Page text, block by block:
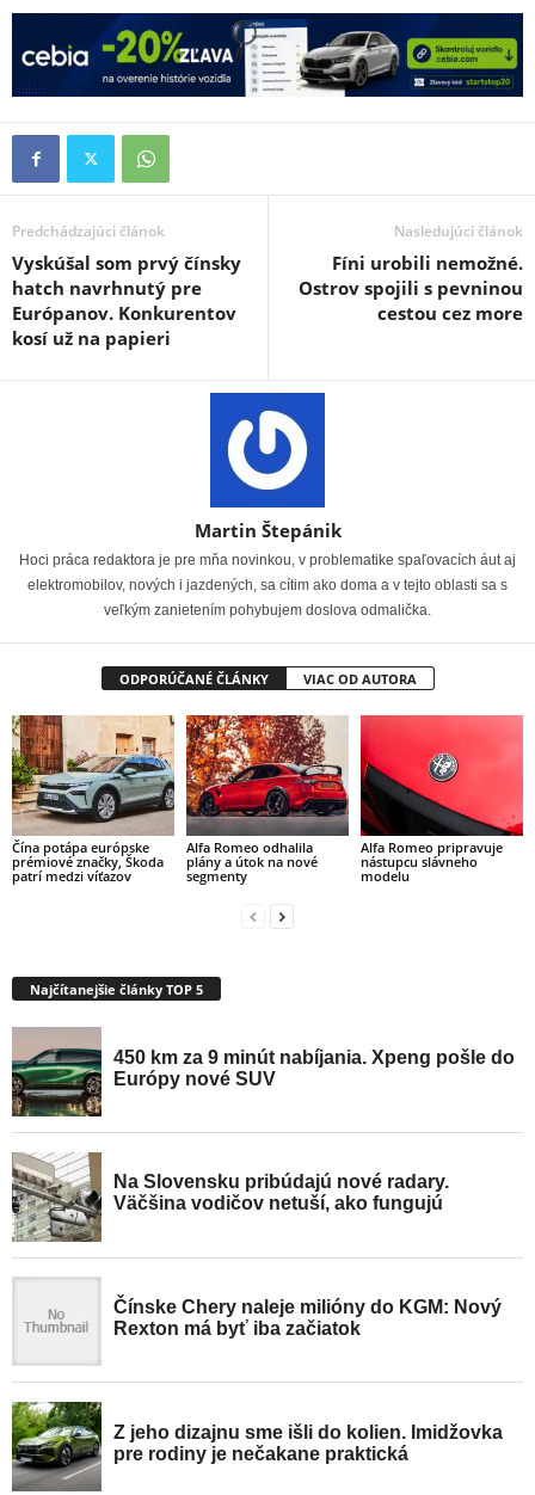
Predchádzajúci článok
Vyskúšal som prvý čínsky
hatch navrhnutý pre
Európanov. Konkurentov
kosí už na papieri
Nasledujúci článok
Fíni urobili nemožné.
Ostrov spojili s pevninou
cestou cez more
Martin Štepánik
Hoci práca redaktora je pre mňa novinkou, v problematike spaľovacích áut aj
elektromobilov, nových i jazdených, sa cítim ako doma a v tejto oblasti sa s
veľkým zanietením pohybujem doslova odmalička.
ODPORÚČANÉ ČLÁNKY VIAC OD AUTORA
Čína potápa európske
prémiové značky, Škoda
patrí medzi víťazov
Alfa Romeo odhalila
plány a útok na nové
segmenty
Alfa Romeo pripravuje
nástupcu slávneho
modelu
Najčítanejšie články TOP 5